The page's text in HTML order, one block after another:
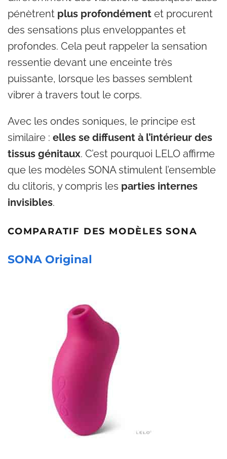
pénètrent plus profondément et procurent
des sensations plus enveloppantes et
profondes. Cela peut rappeler la sensation
ressentie devant une enceinte très
puissante, lorsque les basses semblent
vibrer à travers tout le corps.
Avec les ondes soniques, le principe est
similaire : elles se diffusent à l’intérieur des
tissus génitaux. C’est pourquoi LELO affirme
que les modèles SONA stimulent l’ensemble
du clitoris, y compris les parties internes
invisibles.
COMPARATIF DES MODÈLES SONA
SONA Original